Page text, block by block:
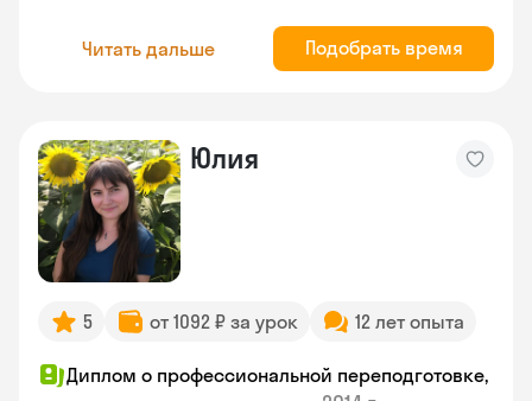
Читать дальше Подобрать время
Юлия
5 от 1092 ₽ за урок 12 лет опыта
Диплом о профессиональной переподготовке,